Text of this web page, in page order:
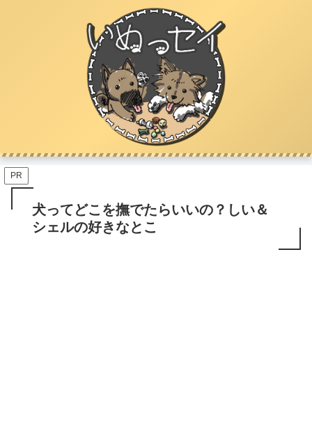
PR
犬ってどこを撫でたらいいの？しい＆
シェルの好きなとこ